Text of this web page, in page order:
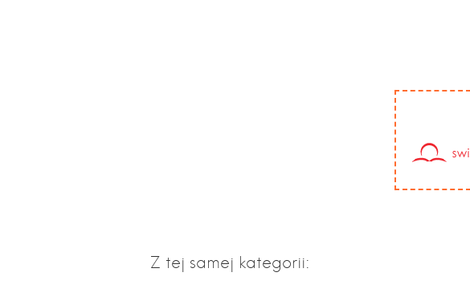
Z tej samej kategorii: